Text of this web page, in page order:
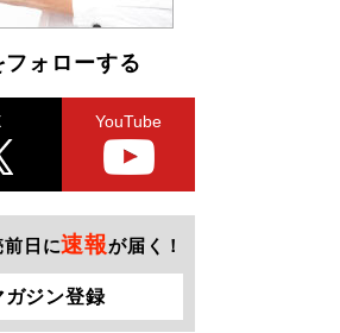
ォローする
YouTube
前日に速報が届く！
ガジン登録